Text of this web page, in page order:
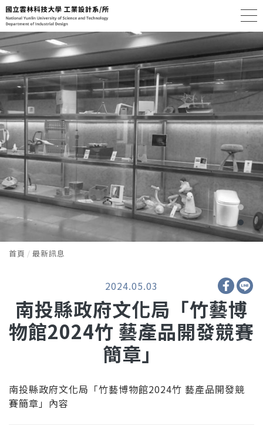
首頁 最新訊息
2024.05.03
南投縣政府文化局「竹藝博
物館2024竹 藝產品開發競賽
簡章」
南投縣政府文化局「竹藝博物館2024竹 藝產品開發競
賽簡章」內容